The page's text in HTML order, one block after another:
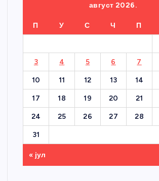
август 2026.
П У С Ч П
3 4 5 6 7
10 11 12 13 14
17 18 19 20 21
24 25 26 27 28
31
« јул